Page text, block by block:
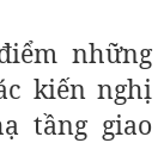
những
kiến nghị
tầng giao